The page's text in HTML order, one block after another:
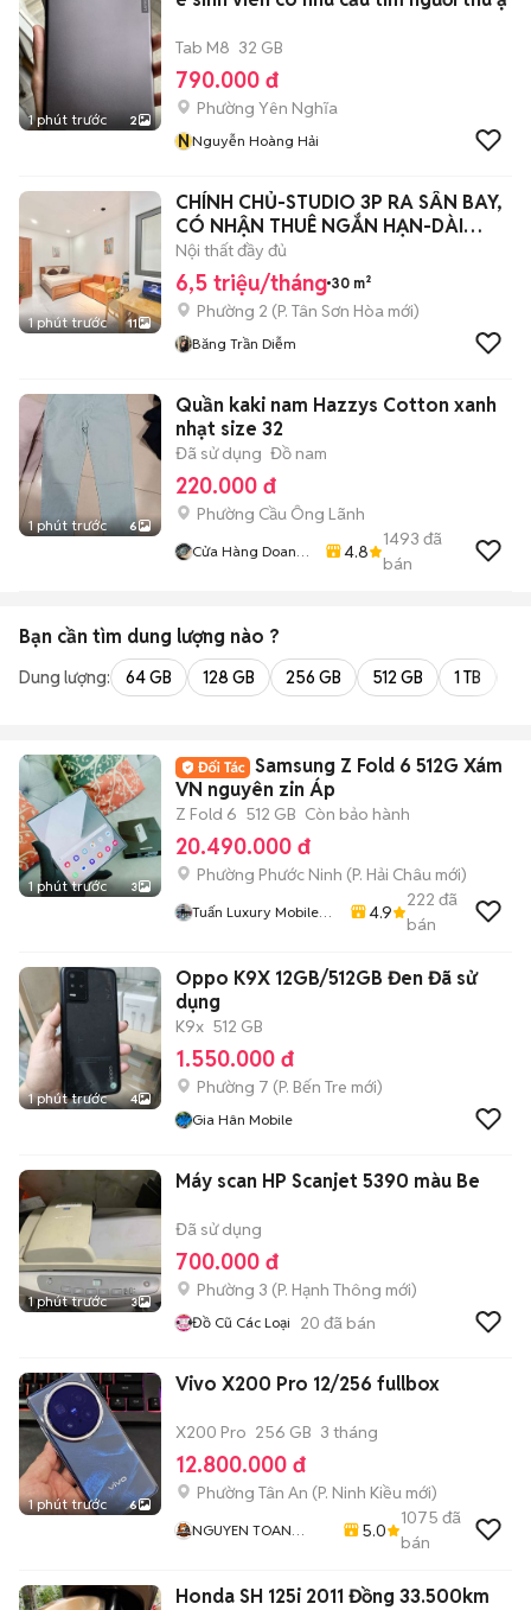
1 phút trước 2
Tab M8 32 GB
790.000 đ
Phường Yên Nghĩa
NNguyễn Hoàng Hải
1 phút trước 11
CHÍNH CHỦ-STUDIO 3P RA SÂN BAY,
CÓ NHẬN THUÊ NGẮN HẠN-DÀI
HẠN-FULL NT
Nội thất đầy đủ
6,5 triệu/tháng 30 m²
Phường 2 (P. Tân Sơn Hòa mới)
Băng Trần Diễm
1 phút trước 6
Quần kaki nam Hazzys Cotton xanh
nhạt size 32
Đã sử dụng Đồ nam
220.000 đ
Phường Cầu Ông Lãnh
Cửa Hàng Doan
4.8
1493 đã
bán
Bạn cần tìm dung lượng nào ?
Dung lượng: 64 GB 128 GB 256 GB 512 GB 1 TB
1 phút trước 3
Samsung Z Fold 6 512G Xám
VN nguyên zin Áp
Z Fold 6 512 GB Còn bảo hành
20.490.000 đ
Phường Phước Ninh (P. Hải Châu mới)
Tuấn Luxury Mobile
4.9
222 đã
bán
1 phút trước 4
Oppo K9X 12GB/512GB Đen Đã sử
dụng
K9x 512 GB
1.550.000 đ
Phường 7 (P. Bến Tre mới)
Gia Hân Mobile
1 phút trước 3
Máy scan HP Scanjet 5390 màu Be
Đã sử dụng
700.000 đ
Phường 3 (P. Hạnh Thông mới)
Đồ Cũ Các Loại 20 đã bán
1 phút trước 6
Vivo X200 Pro 12/256 fullbox
X200 Pro 256 GB 3 tháng
12.800.000 đ
Phường Tân An (P. Ninh Kiều mới)
NGUYEN TOAN
5.0
1075 đã
bán
Honda SH 125i 2011 Đồng 33.500km